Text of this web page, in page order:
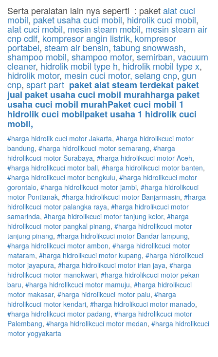
Serta peralatan lain nya seperti : paketalat cuci
mobil,paket usaha cuci mobil, hidrolik cuci mobil,
alat cuci mobil, mesin steam mobil, mesin steam air
cnp cdlf, kompresor angin listrik, kompresor
portabel, steam air bensin, tabung snowwash,
shampoo mobil, shampoo motor,semirban, vacuum
cleaner, hidrolik mobil type h, hidrolik mobil type x,
hidrolik motor, mesin cuci motor, selang cnp,gun
cnp, spart part paket alat steam terdekat paket
jual paket usaha cuci mobil murahharga paket
usaha cuci mobil murahPaket cuci mobil 1
hidrolik cuci mobilpaket usaha 1 hidrolik cuci
mobil,
#harga hidrolik cuci motor Jakarta, #harga hidrolikcuci motor
bandung, #harga hidrolikcuci motor semarang, #harga
hidrolikcuci motor Surabaya, #harga hidrolikcuci motor Aceh,
#harga hidrolikcuci motor bali, #harga hidrolikcuci motor banten,
#harga hidrolikcuci motor bengkulu, #harga hidrolikcuci motor
gorontalo, #harga hidrolikcuci motor jambi, #harga hidrolikcuci
motor Pontianak, #harga hidrolikcuci motor Banjarmasin, #harga
hidrolikcuci motor palangka raya, #harga hidrolikcuci motor
samarinda, #harga hidrolikcuci motor tanjung kelor, #harga
hidrolikcuci motor pangkal pinang, #harga hidrolikcuci motor
tanjung pinang, #harga hidrolikcuci motor Bandar lampung,
#harga hidrolikcuci motor ambon, #harga hidrolikcuci motor
mataram, #harga hidrolikcuci motor kupang, #harga hidrolikcuci
motor jayapura, #harga hidrolikcuci motor irian jaya, #harga
hidrolikcuci motor manokwari, #harga hidrolikcuci motor pekan
baru, #harga hidrolikcuci motor mamuju, #harga hidrolikcuci
motor makasar, #harga hidrolikcuci motor palu, #harga
hidrolikcuci motor kendari, #harga hidrolikcuci motor manado,
#harga hidrolikcuci motor padang, #harga hidrolikcuci motor
Palembang, #harga hidrolikcuci motor medan, #harga hidrolikcuci
motor yogyakarta